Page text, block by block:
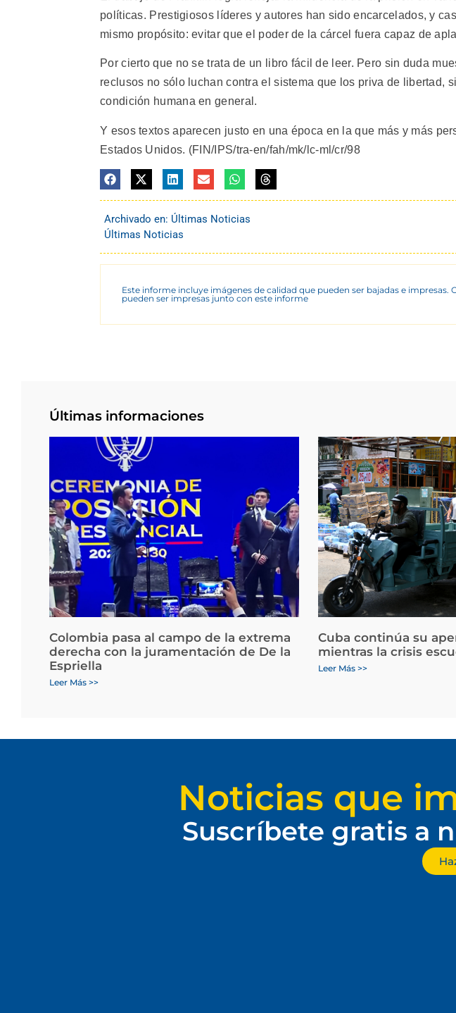
políticas. Prestigiosos líderes y autores han sido encarcelados, y
mismo propósito: evitar que el poder de la cárcel fuera capaz de
Por cierto que no se trata de un libro fácil de leer. Pero sin duda
reclusos no sólo luchan contra el sistema que los priva de libertad,
condición humana en general.
Y esos textos aparecen justo en una época en la que más y más
Estados Unidos. (FIN/IPS/tra-en/fah/mk/lc-ml/cr/98
Archivado en: Últimas Noticias
Últimas Noticias
Este informe incluye imágenes de calidad que pueden ser bajadas e impresas.
pueden ser impresas junto con este informe
Últimas informaciones
Colombia pasa al campo de la extrema
derecha con la juramentación de De la
Espriella
Leer Más >>
Cuba continúa su
mientras la crisis
Leer Más >>
Noticias que
Suscríbete gratis a